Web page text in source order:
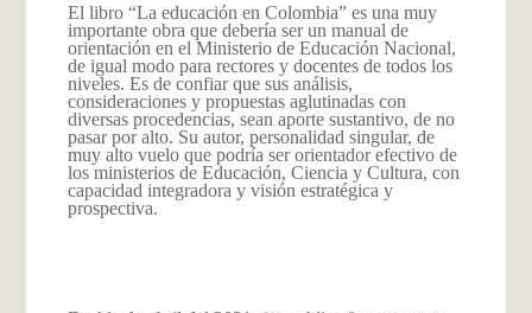
El libro “La educación en Colombia” es una muy
importante obra que debería ser un manual de
orientación en el Ministerio de Educación Nacional,
de igual modo para rectores y docentes de todos los
niveles. Es de confiar que sus análisis,
consideraciones y propuestas aglutinadas con
diversas procedencias, sean aporte sustantivo, de no
pasar por alto. Su autor, personalidad singular, de
muy alto vuelo que podría ser orientador efectivo de
los ministerios de Educación, Ciencia y Cultura, con
capacidad integradora y visión estratégica y
prospectiva.